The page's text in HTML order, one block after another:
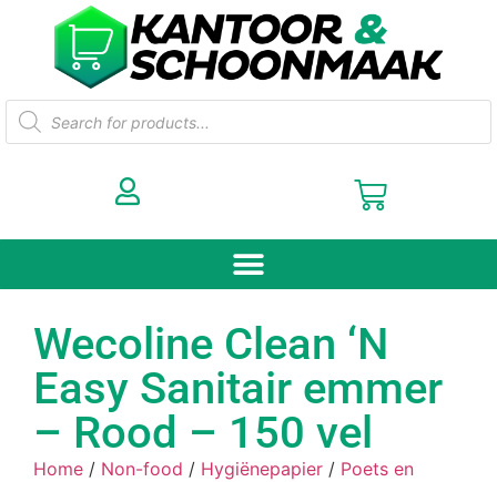
Wecoline Clean ‘N
Easy Sanitair emmer
– Rood – 150 vel
Home / Non-food / Hygiënepapier / Poets en